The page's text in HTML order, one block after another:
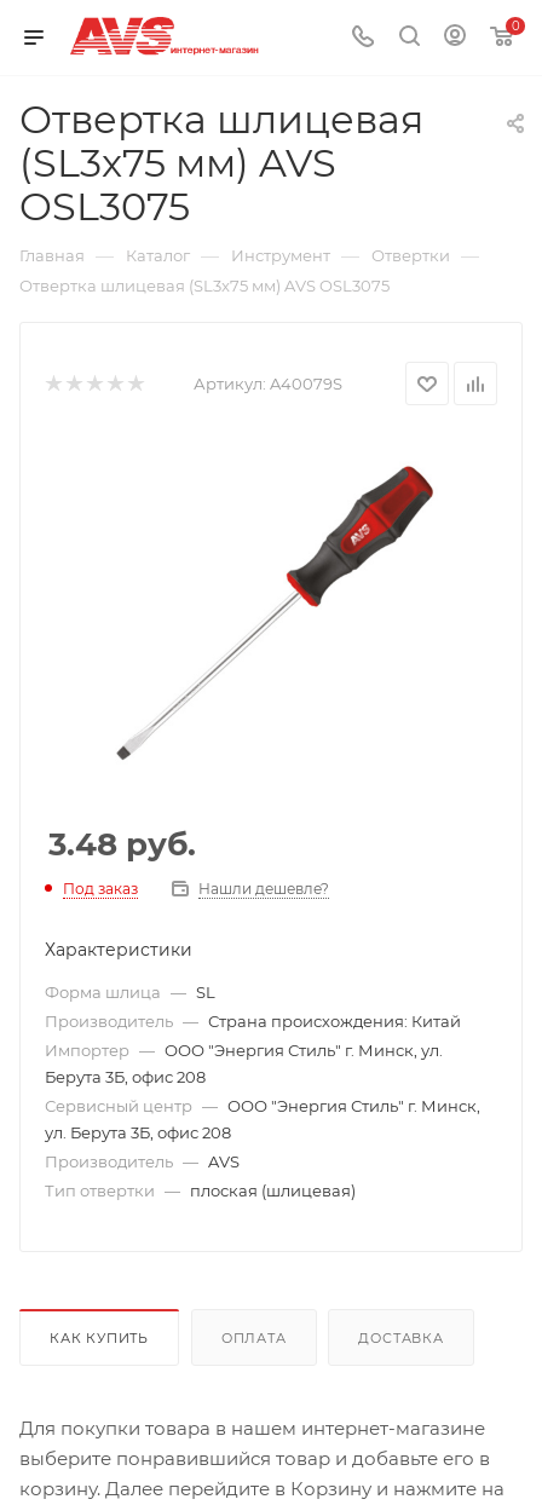
0
Отвертка шлицевая
(SL3x75 мм) AVS
OSL3075
Главная — Каталог — Инструмент — Отвертки —
Отвертка шлицевая (SL3x75 мм) AVS OSL3075
Артикул: A40079S
3.48 руб.
Под заказ Нашли дешевле?
Характеристики
Форма шлица — SL
Производитель — Страна происхождения: Китай
Импортер — ООО "Энергия Стиль" г. Минск, ул.
Берута 3Б, офис 208
Сервисный центр — ООО "Энергия Стиль" г. Минск,
ул. Берута 3Б, офис 208
Производитель — AVS
Тип отвертки — плоская (шлицевая)
КАК КУПИТЬ ОПЛАТА ДОСТАВКА
Для покупки товара в нашем интернет-магазине
выберите понравившийся товар и добавьте его в
корзину. Далее перейдите в Корзину и нажмите на